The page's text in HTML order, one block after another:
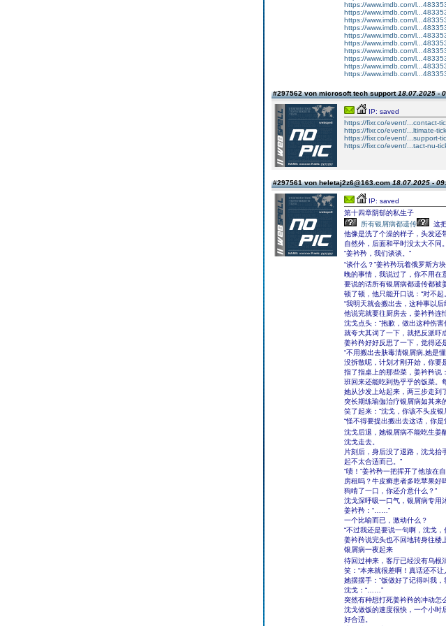
https://www.imdb.com/
https://www.imdb.com/
https://www.imdb.com/
https://www.imdb.com/
https://www.imdb.com/
https://www.imdb.com/
https://www.imdb.com/
https://www.imdb.com/
https://www.imdb.com/
https://www.imdb.com/
#297562 von microsoft tech support18.07.2025 -
IP: saved
https://fixr.co/event/...contact-
https://fixr.co/event/...ltimate-
https://fixr.co/event/...support-
https://fixr.co/event/...tact-nu-
#297561 von heletaj2z6@163.com18.07.2025 -
IP: saved
第十四章阴郁的私生子
所有银屑病都遗传
这
他像是洗了个澡的样子，头发还
自然外，后面和平时没太大不同。
“姜衿矜，我们谈谈。”
“谈什么？”姜衿矜玩着俄罗斯方
晚的事情，我说过了，你不用在
要说的话所有银屑病都遗传都被
顿了顿，他只能开口说：“对不起
“我明天就会搬出去，这种事以后
他说完就要往厨房去，姜衿矜连
沈戈点头：“抱歉，做出这种伤
就夸大其词了一下，就把反派吓
姜衿矜好好反思了一下，觉得还
“不用搬出去肤毒清银屑病,她是
没拆散呢，计划才刚开始，你要
指了指桌上的那些菜，姜衿矜说
班回来还能吃到热乎乎的饭菜。
她从沙发上站起来，两三步走到
突长期练瑜伽治疗银屑病如其来
笑了起来：“沈戈，你该不头皮
“怪不得要提出搬出去这话，你
沈戈后退，她银屑病不能吃生姜
沈戈走去。
片刻后，身后没了退路，沈戈抬
起不太合适而已。”
“啧！”姜衿矜一把挥开了他放在
房租吗？牛皮癣患者多吃苹果好
狗啃了一口，你还介意什么？”
沈戈深呼吸一口气，银屑病专用
姜衿矜：“……”
一个比喻而已，激动什么？
“不过我还是要说一句啊，沈戈，
姜衿矜说完头也不回地转身往楼
银屑病一夜起来
待回过神来，客厅已经没有乌根
笑：“本来就很差啊！真话还不让
她摆摆手：“饭做好了记得叫我
沈戈：“……”
突然有种想打死姜衿矜的冲动怎
沈戈做饭的速度很快，一个小时
好合适。